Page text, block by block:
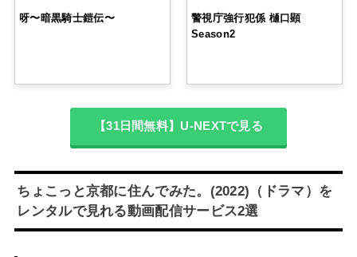
呀〜暗黒騎士鎧伝〜
警視庁強行犯係 樋口顕
Season2
【31日間無料】U-NEXTで見る
ちょこっと京都に住んでみた。(2022)（ドラマ）を
レンタルで見れる動画配信サービス2選